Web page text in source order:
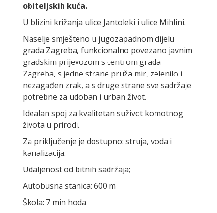
obiteljskih kuća.
U blizini križanja ulice Jantoleki i ulice Mihlini.
Naselje smješteno u jugozapadnom dijelu
grada Zagreba, funkcionalno povezano javnim
gradskim prijevozom s centrom grada
Zagreba, s jedne strane pruža mir, zelenilo i
nezagađen zrak, a s druge strane sve sadržaje
potrebne za udoban i urban život.
Idealan spoj za kvalitetan suživot komotnog
života u prirodi.
Za priključenje je dostupno: struja, voda i
kanalizacija.
Udaljenost od bitnih sadržaja;
Autobusna stanica: 600 m
Škola: 7 min hoda